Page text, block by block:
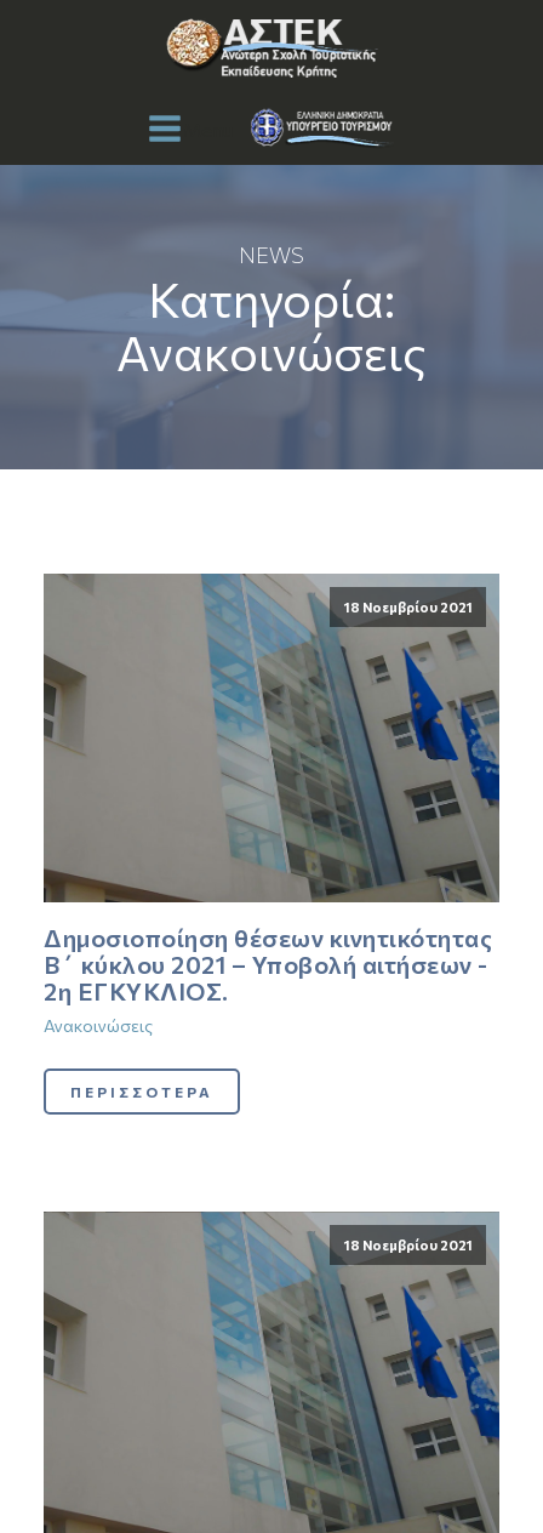
NEWS
Κατηγορία:
Ανακοινώσεις
18 Νοεμβρίου 2021
Δημοσιοποίηση θέσεων κινητικότητας
Β΄ κύκλου 2021 – Υποβολή αιτήσεων -
2η ΕΓΚΥΚΛΙΟΣ.
Ανακοινώσεις
ΠΕΡΙΣΣΟΤΕΡΑ
18 Νοεμβρίου 2021